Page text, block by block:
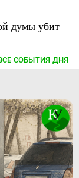
думы убит
СОБЫТИЯ ДНЯ